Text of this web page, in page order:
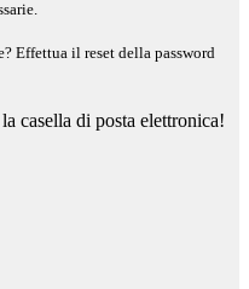
Effettua il reset della password
casella di posta elettronica!